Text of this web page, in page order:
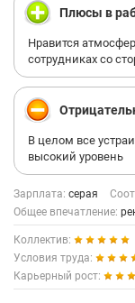
Плюсы в
Нравится
сотрудниках со
В целом все
высокий уровень
Зарплата: серая
Общее впечатление:
Коллектив:
Условия труда:
Карьерный рост: